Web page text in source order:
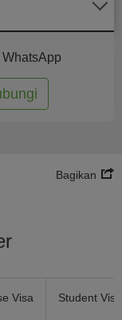
WhatsApp
Bagikan
Visa Student Visa